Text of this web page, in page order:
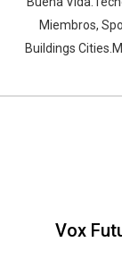
Miembros,
Buildings
Vox